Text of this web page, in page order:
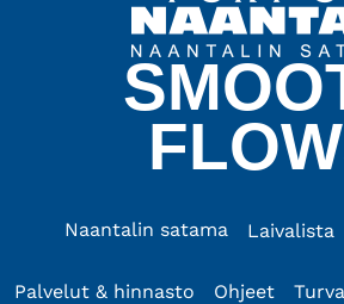
Naantalin satama Laivalista
Palvelut & hinnasto Ohjeet